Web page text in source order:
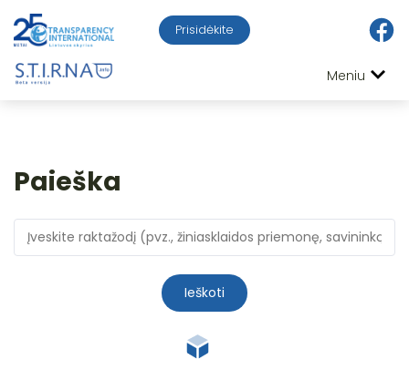
Prisidėkite
Meniu
Paieška
Ieškoti